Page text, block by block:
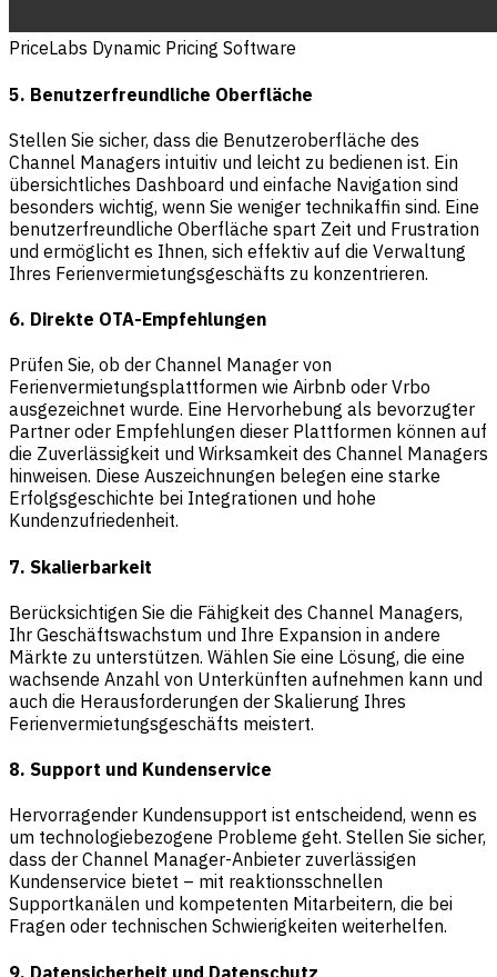
PriceLabs Dynamic Pricing Software
5. Benutzerfreundliche Oberfläche
Stellen Sie sicher, dass die Benutzeroberfläche des
Channel Managers intuitiv und leicht zu bedienen ist. Ein
übersichtliches Dashboard und einfache Navigation sind
besonders wichtig, wenn Sie weniger technikaffin sind. Eine
benutzerfreundliche Oberfläche spart Zeit und Frustration
und ermöglicht es Ihnen, sich effektiv auf die Verwaltung
Ihres Ferienvermietungsgeschäfts zu konzentrieren.
6. Direkte OTA-Empfehlungen
Prüfen Sie, ob der Channel Manager von
Ferienvermietungsplattformen wie Airbnb oder Vrbo
ausgezeichnet wurde. Eine Hervorhebung als bevorzugter
Partner oder Empfehlungen dieser Plattformen können auf
die Zuverlässigkeit und Wirksamkeit des Channel Managers
hinweisen. Diese Auszeichnungen belegen eine starke
Erfolgsgeschichte bei Integrationen und hohe
Kundenzufriedenheit.
7. Skalierbarkeit
Berücksichtigen Sie die Fähigkeit des Channel Managers,
Ihr Geschäftswachstum und Ihre Expansion in andere
Märkte zu unterstützen. Wählen Sie eine Lösung, die eine
wachsende Anzahl von Unterkünften aufnehmen kann und
auch die Herausforderungen der Skalierung Ihres
Ferienvermietungsgeschäfts meistert.
8. Support und Kundenservice
Hervorragender Kundensupport ist entscheidend, wenn es
um technologiebezogene Probleme geht. Stellen Sie sicher,
dass der Channel Manager-Anbieter zuverlässigen
Kundenservice bietet – mit reaktionsschnellen
Supportkanälen und kompetenten Mitarbeitern, die bei
Fragen oder technischen Schwierigkeiten weiterhelfen.
9. Datensicherheit und Datenschutz